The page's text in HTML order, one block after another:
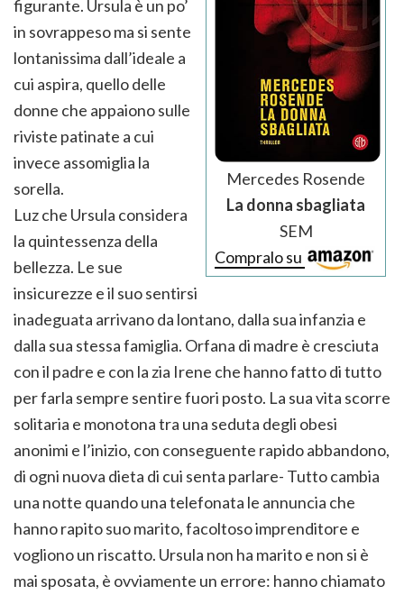
Mercedes Rosende
La donna sbagliata
SEM
Compralo su
figurante. Ursula è un po’
in sovrappeso ma si sente
lontanissima dall’ideale a
cui aspira, quello delle
donne che appaiono sulle
riviste patinate a cui
invece assomiglia la
sorella.
Luz che Ursula considera
la quintessenza della
bellezza. Le sue
insicurezze e il suo sentirsi
inadeguata arrivano da lontano, dalla sua infanzia e
dalla sua stessa famiglia. Orfana di madre è cresciuta
con il padre e con la zia Irene che hanno fatto di tutto
per farla sempre sentire fuori posto. La sua vita scorre
solitaria e monotona tra una seduta degli obesi
anonimi e l’inizio, con conseguente rapido abbandono,
di ogni nuova dieta di cui senta parlare- Tutto cambia
una notte quando una telefonata le annuncia che
hanno rapito suo marito, facoltoso imprenditore e
vogliono un riscatto. Ursula non ha marito e non si è
mai sposata, è ovviamente un errore: hanno chiamato